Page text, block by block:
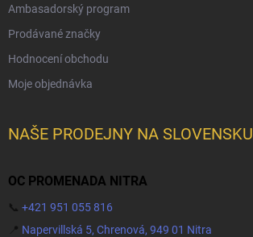
Ambasadorský program
Prodávané značky
Hodnocení obchodu
Moje objednávka
NAŠE PRODEJNY NA SLOVENSKU
OC PROMENADA NITRA
📞 +421 951 055 816
📍 Napervillská 5, Chrenová, 949 01 Nitra